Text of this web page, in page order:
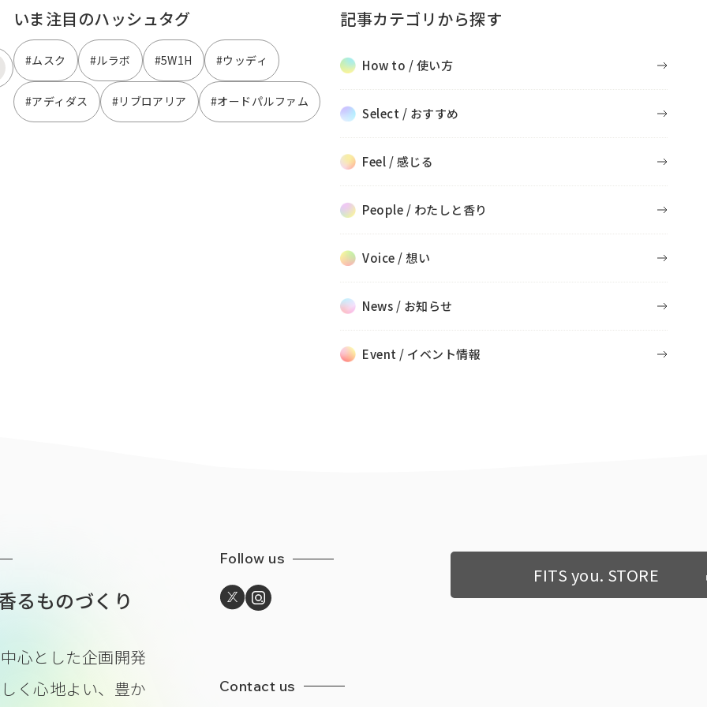
いま注目のハッシュタグ
#ムスク #ルラボ #5W1H #ウッディ
#アディダス #リブロアリア #オードパルファム
記事カテゴリから探す
How to / 使い方
Select / おすすめ
Feel / 感じる
People / わたしと香り
Voice / 想い
News / お知らせ
Event / イベント情報
るものづくり
心とした企画開発
く心地よい、豊か
Follow us
FITS you. STORE
Contact us